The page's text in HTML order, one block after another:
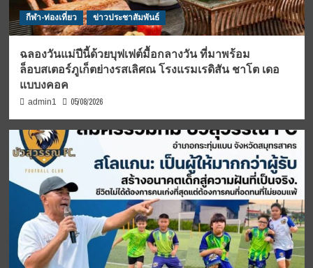
กีฬา-ท่องเที่ยว ข่าวประชาสัมพันธ์
ฉลองวันแม่ปีนี้ด้วยบุฟเฟต์มื้อกลางวัน ที่มาพร้อม
ล็อบสเตอร์ภูเก็ตย่างรสเลิศณ โรงแรมเรดิสัน ชาโต เดอ
แบบงคอค
admin1 05/08/2026